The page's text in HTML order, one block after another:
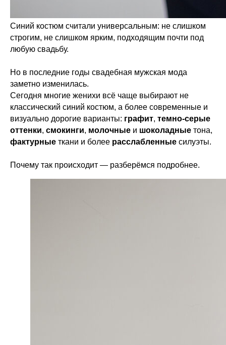
Синий костюм считали универсальным: не слишком
строгим, не слишком ярким, подходящим почти под
любую свадьбу.
Но в последние годы свадебная мужская мода
заметно изменилась.
Сегодня многие женихи всё чаще выбирают не
классический синий костюм, а более современные и
визуально дорогие варианты: графит, темно-серые
оттенки, смокинги, молочные и шоколадные тона,
фактурные ткани и более расслабленные силуэты.
Почему так происходит — разберёмся подробнее.